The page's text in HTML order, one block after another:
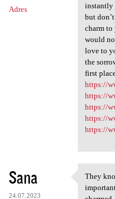
Adres
instantly
but
charm
would
love to
the
first
https://
https://
https://
https://
https://
Sana
24.07.2023
They
They